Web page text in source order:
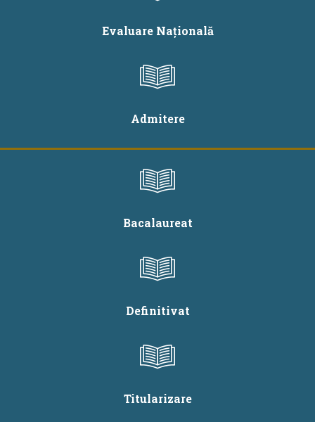
Evaluare Națională
Admitere
Bacalaureat
Definitivat
Titularizare